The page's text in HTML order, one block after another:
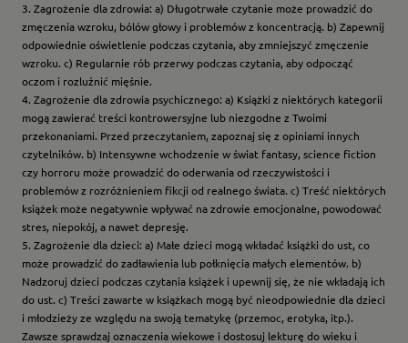
3. Zagrożenie dla zdrowia: a) Długotrwałe czytanie może prowadzić do
zmęczenia wzroku, bólów głowy i problemów z koncentracją. b) Zapewnij
odpowiednie oświetlenie podczas czytania, aby zmniejszyć zmęczenie
wzroku. c) Regularnie rób przerwy podczas czytania, aby odpocząć
oczom i rozluźnić mięśnie.
4. Zagrożenie dla zdrowia psychicznego: a) Książki z niektórych kategorii
mogą zawierać treści kontrowersyjne lub niezgodne z Twoimi
przekonaniami. Przed przeczytaniem, zapoznaj się z opiniami innych
czytelników. b) Intensywne wchodzenie w świat fantasy, science fiction
czy horroru może prowadzić do oderwania od rzeczywistości i
problemów z rozróżnieniem fikcji od realnego świata. c) Treść niektórych
książek może negatywnie wpływać na zdrowie emocjonalne, powodować
stres, niepokój, a nawet depresję.
5. Zagrożenie dla dzieci: a) Małe dzieci mogą wkładać książki do ust, co
może prowadzić do zadławienia lub połknięcia małych elementów. b)
Nadzoruj dzieci podczas czytania książek i upewnij się, że nie wkładają ich
do ust. c) Treści zawarte w książkach mogą być nieodpowiednie dla dzieci
i młodzieży ze względu na swoją tematykę (przemoc, erotyka, itp.).
Zawsze sprawdzaj oznaczenia wiekowe i dostosuj lekturę do wieku i